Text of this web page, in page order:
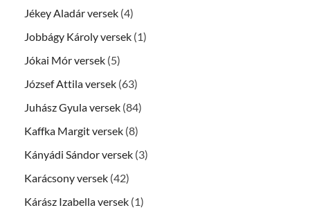
Jékey Aladár versek (4)
Jobbágy Károly versek (1)
Jókai Mór versek (5)
József Attila versek (63)
Juhász Gyula versek (84)
Kaffka Margit versek (8)
Kányádi Sándor versek (3)
Karácsony versek (42)
Kárász Izabella versek (1)